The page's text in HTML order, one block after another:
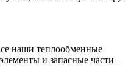
наши теплообменные
и запасные части –